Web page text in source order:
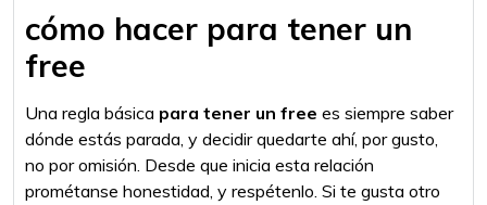
cómo hacer para tener un
free
Una regla básica para tener un free es siempre saber
dónde estás parada, y decidir quedarte ahí, por gusto,
no por omisión. Desde que inicia esta relación
prométanse honestidad, y respétenlo. Si te gusta otro